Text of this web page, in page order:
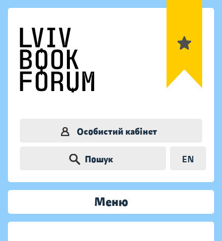
Особистий кабінет
Пошук EN
Меню